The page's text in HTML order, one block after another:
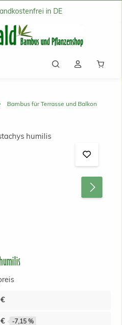
in DE
Bambus für Terrasse und Balkon
-7,15 %